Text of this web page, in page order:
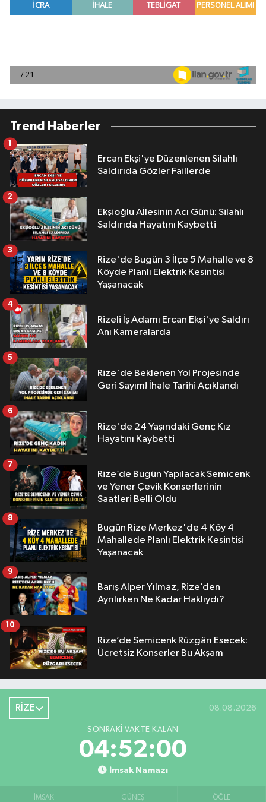
Trend Haberler
Ercan Ekşi'ye Düzenlenen Silahlı
Saldırıda Gözler Faillerde
1
Ekşioğlu Aİlesinin Acı Günü: Silahlı
Saldırıda Hayatını Kaybetti
2
Rize'de Bugün 3 İlçe 5 Mahalle ve 8
Köyde Planlı Elektrik Kesintisi
Yaşanacak
3
Rizeli İş Adamı Ercan Ekşi'ye Saldırı
Anı Kameralarda
4
Rize'de Beklenen Yol Projesinde
Geri Sayım! İhale Tarihi Açıklandı
5
Rize'de 24 Yaşındaki Genç Kız
Hayatını Kaybetti
6
Rize’de Bugün Yapılacak Semicenk
ve Yener Çevik Konserlerinin
Saatleri Belli Oldu
7
Bugün Rize Merkez'de 4 Köy 4
Mahallede Planlı Elektrik Kesintisi
Yaşanacak
8
Barış Alper Yılmaz, Rize’den
Ayrılırken Ne Kadar Haklıydı?
9
Rize’de Semicenk Rüzgârı Esecek:
Ücretsiz Konserler Bu Akşam
10
RİZE 08.08.2026
SONRAKI VAKTE KALAN
04:51:59
İmsak Namazı
İMSAK GÜNEŞ ÖĞLE